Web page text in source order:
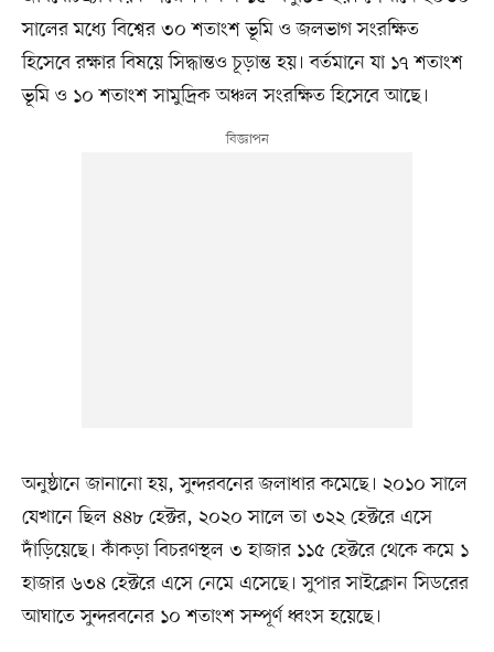
সালের মধ্যে বিশ্বের ৩০ শতাংশ ভূমি ও জলভাগ সংরক্ষিত
হিসেবে রক্ষার বিষয়ে সিদ্ধান্তও চূড়ান্ত হয়। বর্তমানে যা ১৭ শতাংশ
ভূমি ও ১০ শতাংশ সামুদ্রিক অঞ্চল সংরক্ষিত হিসেবে আছে।
অনুষ্ঠানে জানানো হয়, সুন্দরবনের জলাধার কমেছে। ২০১০ সালে
যেখানে ছিল ৪৪৮ হেক্টর, ২০২০ সালে তা ৩২২ হেক্টরে এসে
দাঁড়িয়েছে। কাঁকড়া বিচরণস্থল ৩ হাজার ১১৫ হেক্টরে থেকে কমে ১
হাজার ৬৩৪ হেক্টরে এসে নেমে এসেছে। ‌সুপার সাইক্লোন সিডরের
আঘাতে সুন্দরবনের ১০ শতাংশ সম্পূর্ণ ধ্বংস হয়েছে।